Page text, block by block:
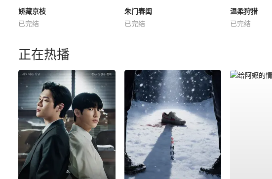
娇藏京枝
已完结
朱门春闺
已完结
温柔狩猎
已完结
正在热播